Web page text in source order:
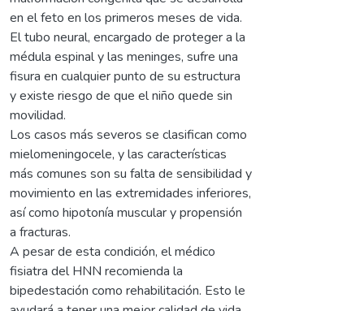
en el feto en los primeros meses de vida.
El tubo neural, encargado de proteger a la
médula espinal y las meninges, sufre una
fisura en cualquier punto de su estructura
y existe riesgo de que el niño quede sin
movilidad.
Los casos más severos se clasifican como
mielomeningocele, y las características
más comunes son su falta de sensibilidad y
movimiento en las extremidades inferiores,
así como hipotonía muscular y propensión
a fracturas.
A pesar de esta condición, el médico
fisiatra del HNN recomienda la
bipedestación como rehabilitación. Esto le